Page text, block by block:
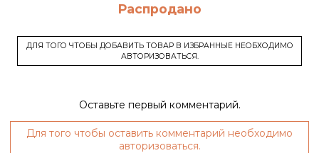
Распродано
ДЛЯ ТОГО ЧТОБЫ ДОБАВИТЬ ТОВАР В ИЗБРАННЫЕ НЕОБХОДИМО
АВТОРИЗОВАТЬСЯ.
Оставьте первый комментарий.
Для того чтобы оставить комментарий необходимо
авторизоваться.